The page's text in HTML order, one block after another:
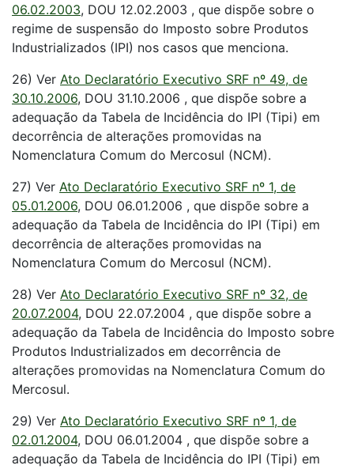
06.02.2003, DOU 12.02.2003 , que dispõe sobre o
regime de suspensão do Imposto sobre Produtos
Industrializados (IPI) nos casos que menciona.
26) Ver Ato Declaratório Executivo SRF nº 49, de
30.10.2006, DOU 31.10.2006 , que dispõe sobre a
adequação da Tabela de Incidência do IPI (Tipi) em
decorrência de alterações promovidas na
Nomenclatura Comum do Mercosul (NCM).
27) Ver Ato Declaratório Executivo SRF nº 1, de
05.01.2006, DOU 06.01.2006 , que dispõe sobre a
adequação da Tabela de Incidência do IPI (Tipi) em
decorrência de alterações promovidas na
Nomenclatura Comum do Mercosul (NCM).
28) Ver Ato Declaratório Executivo SRF nº 32, de
20.07.2004, DOU 22.07.2004 , que dispõe sobre a
adequação da Tabela de Incidência do Imposto sobre
Produtos Industrializados em decorrência de
alterações promovidas na Nomenclatura Comum do
Mercosul.
29) Ver Ato Declaratório Executivo SRF nº 1, de
02.01.2004, DOU 06.01.2004 , que dispõe sobre a
adequação da Tabela de Incidência do IPI (Tipi) em